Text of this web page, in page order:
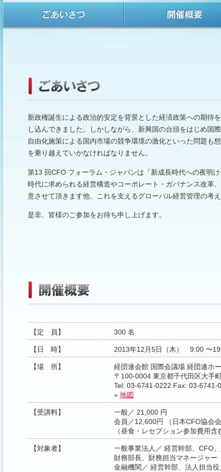
新政権誕生による政治的安定を背景とした経済政策への期待
し込んできました。しかしながら、新興国の台頭をはじめ国
自由化施策による国内市場の競争環境の激化といった問題も
を乗り越えていかなければなりません。
第13 回CFO フォーラム・ジャパンは「新成長時代への夜明
時代に求められる経営構造やコーポレート・ガバナンス改革
意させて頂きます他、これを支えるグローバル経営管理の考
是非、皆様のご参加をお待ち申し上げます。
【定 員】 300 名
【日 時】 2013年12月5日（木） 9:00 〜
【場 所】
経団連会館 国際会議場 経団連ホ
〒100-0004 東京都千代田区大手
Tel: 03-6741-0222 Fax: 03-6741-
» 地図
【受講料】
一般／ 21,000 円
会員／12,600円 （日本CFO協会
（昼食・レセプション参加費用含
【対象者】
一般事業法人／ 経営幹部、CFO
財務部長、財務担当マネージャー
金融機関／ 経営幹部、法人担当役